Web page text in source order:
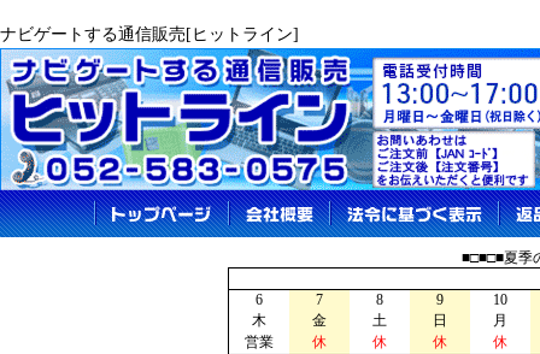
ナビゲートする通信販売[ヒットライン]
■□■□■夏季
6 7 8 9
10
木
金 土 日
月
営業
休 休 休
休